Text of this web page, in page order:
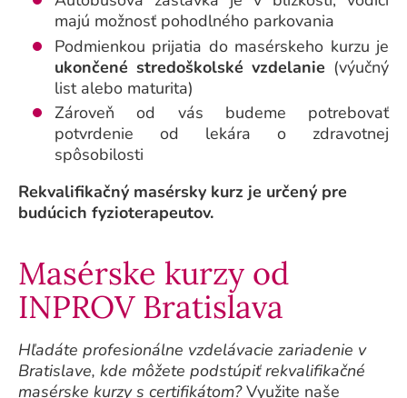
majú možnosť pohodlného parkovania
Podmienkou prijatia do masérskeho kurzu je
ukončené stredoškolské vzdelanie (výučný
list alebo maturita)
Zároveň od vás budeme potrebovať
potvrdenie od lekára o zdravotnej
spôsobilosti
Rekvalifikačný masérsky kurz je určený pre
budúcich fyzioterapeutov.
Masérske kurzy od
INPROV Bratislava
Hľadáte profesionálne vzdelávacie zariadenie v
Bratislave, kde môžete podstúpiť rekvalifikačné
masérske kurzy s certifikátom?Využite naše